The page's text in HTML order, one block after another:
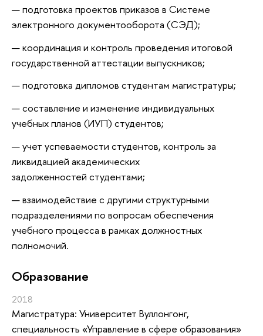
подготовка проектов приказов в Системе
электронного документооборота (СЭД);
координация и контроль проведения итоговой
государственной аттестации выпускников;
подготовка дипломов студентам магистратуры;
составление и изменение индивидуальных
учебных планов (ИУП) студентов;
учет успеваемости студентов, контроль за
ликвидацией академических
задолженностей студентами;
взаимодействие с другими структурными
подразделениями по вопросам обеспечения
учебного процесса в рамках должностных
полномочий.
Oбразование
2018
Магистратура: Университет Вуллонгонг,
специальность «Управление в сфере образования»